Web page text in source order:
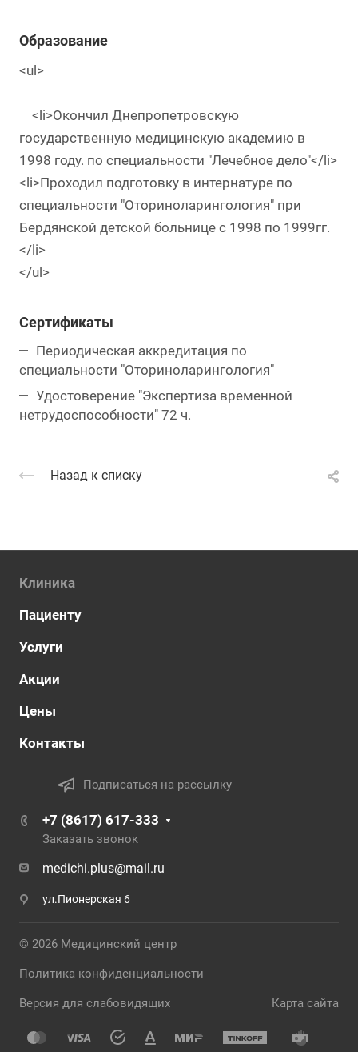
Образование
<ul>
<li>Окончил Днепропетровскую
государственную медицинскую академию в
1998 году. по специальности "Лечебное дело"</li>
<li>Проходил подготовку в интернатуре по
специальности "Оториноларингология" при
Бердянской детской больнице с 1998 по 1999гг.
</li>
</ul>
Сертификаты
Периодическая аккредитация по
специальности "Оториноларингология"
Удостоверение "Экспертиза временной
нетрудоспособности" 72 ч.
Назад к списку
Клиника
Пациенту
Услуги
Акции
Цены
Контакты
Подписаться на рассылку
+7 (8617) 617-333
Заказать звонок
medichi.plus@mail.ru
ул.Пионерская 6
© 2026 Медицинский центр
Политика конфиденциальности
Версия для слабовидящих Карта сайта